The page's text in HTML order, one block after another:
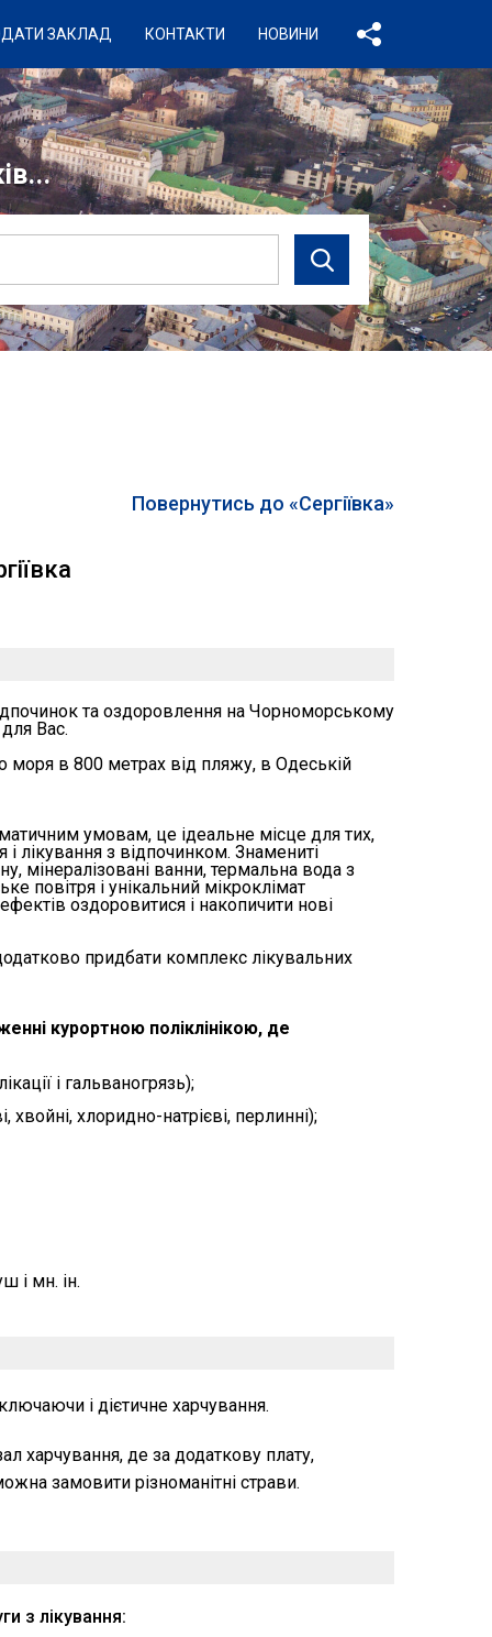
ЗАКЛАД КОНТАКТИ НОВИНИ
Повернутись до «Сергіївка»
та оздоровлення на Чорноморському
Вас.
моря в 800 метрах від пляжу, в Одеській
умовам, це ідеальне місце для тих,
лікування з відпочинком. Знамениті
мінералізовані ванни, термальна вода з
повітря і унікальний мікроклімат
оздоровитися і накопичити нові
придбати комплекс лікувальних
курортною поліклінікою, де
і гальваногрязь);
хвойні, хлоридно-натрієві, перлинні);
і мн. ін.
і дієтичне харчування.
харчування, де за додаткову плату,
замовити різноманітні страви.
з лікування: